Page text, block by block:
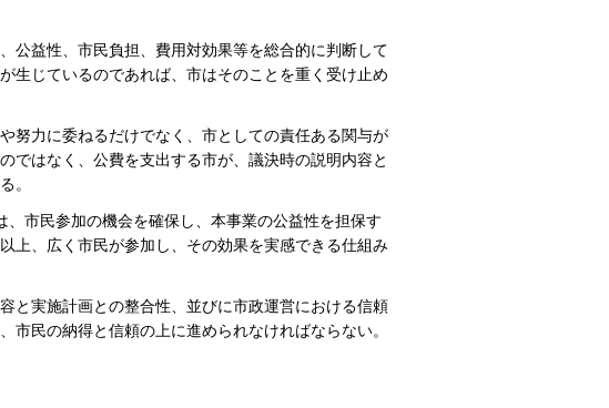
公益性、市民負担、費用対効果等を総合的に判断して
生じているのであれば、市はそのことを重く受け止め
努力に委ねるだけでなく、市としての責任ある関与が
ではなく、公費を支出する市が、議決時の説明内容と
。
市民参加の機会を確保し、本事業の公益性を担保す
上、広く市民が参加し、その効果を実感できる仕組み
と実施計画との整合性、並びに市政運営における信頼
民の納得と信頼の上に進められなければならない。